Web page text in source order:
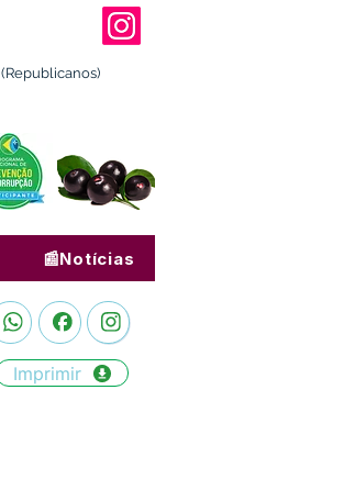
(Republicanos)
📰Notícias
Imprimir